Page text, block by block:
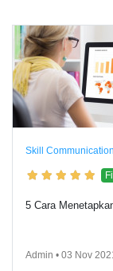
Skill Communication
5 Cara
Admin • 03 Nov